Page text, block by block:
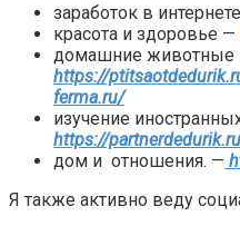
заработок в
красота и здоровье —
домашние
https://
ferma.ru/
изучение
https://
дом и отношения. —
Я также активно веду